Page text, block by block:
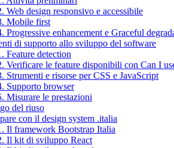
Web design responsivo e accessibile
Mobile first
Progressive enhancement e Graceful
di supporto allo sviluppo del software
Feature detection
Verificare le feature disponibili con Can I
Strumenti e risorse per CSS e JavaScript
Supporto browser
Misurare le prestazioni
del riuso
con il design system .italia
Il framework Bootstrap Italia
Il kit di sviluppo React